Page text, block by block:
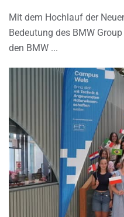
Mit dem Hochlauf der
Bedeutung des BMW
den BMW